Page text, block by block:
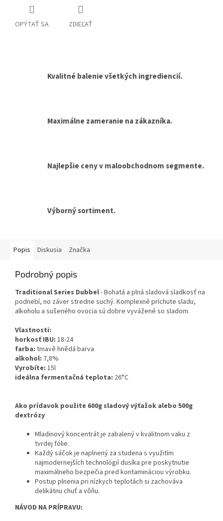
OPÝTAŤ SA ZDIEĽAŤ
Kvalitné balenie všetkých ingrediencií.
Maximálne zameranie na zákazníka.
Najlepšie ceny v maloobchodnom segmente.
Výborný sortiment.
Popis Diskusia Značka
Podrobný popis
Traditional Series Dubbel- Bohatá a plná sladová sladkosť na
podnebí, no záver stredne suchý. Komplexné príchute sladu,
alkoholu a sušeného ovocia sú dobre vyvážené so sladom.
Vlastnosti:
horkosť IBU: 18-24
farba: tmavě hnědá barva
alkohol: 7,8%
Vyrobíte: 15l
ideálna fermentačná teplota: 26°C
Ako prídavok použite 600g sladový výťažok alebo 500g
dextrózy
Mladinový koncentrát je zabalený v kvalitnom vaku z
tvrdej fólie.
Každý sáčok je naplnený za studena s využitím
najmodernejších technológií dusíka pre poskytnutie
maximálneho bezpečia pred kontamináciou výrobku.
Postup plnenia pri nízkych teplotách si zachováva
delikátnu chuť a vôňu.
NÁVOD NA PRÍPRAVU: